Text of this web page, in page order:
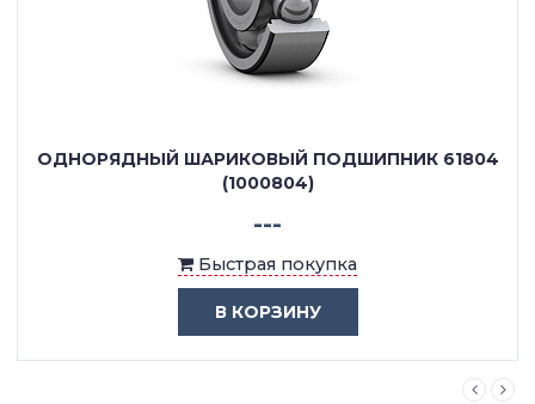
ОДНОРЯДНЫЙ ШАРИКОВЫЙ ПОДШИПНИК 61804
(1000804)
---
Быстрая покупка
В КОРЗИНУ